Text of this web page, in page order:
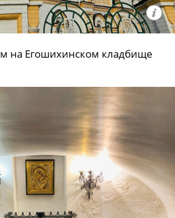
на Егошихинском кладбище